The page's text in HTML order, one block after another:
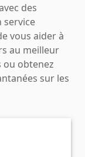
des
service
vous aider à
au meilleur
ou obtenez
sur les